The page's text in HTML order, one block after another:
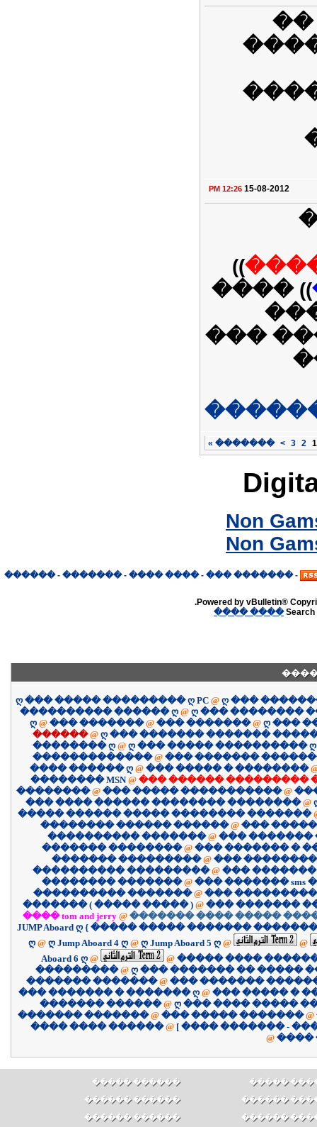
15-08-2012
12:26 PM
))
)) ����
���
1
2
3
>
�������
»
Non
Non
-
������� ���
-
���� ����
-
�������
-
������
Powered by vBulletin®
Search
���� ����
ღ ��� ����� ��������� ღ PC @ ღ ���
���������� ������ ღ @ ღ ��� ��������
ღ @ ��� ������� @ ��� ������� @ ღ ���
������ @ ღ ��� ������� �������
�������� ღ @ ღ ��� ����� ���������� ღ
������������� @ ��� �������
���� ������ ღ @ ��� ����� � ��������
�������� MSN @ ��� ������ ���������
�������� @ ��� ����� ����������� @
��� ���� ������ �������� �������� @
����� ������ ����� �������� �������
�������� ������ ������ @ ���
���������� ������� @ ��� �������
������� �������� @ ��� ������� �
������� ��������� @ ���
���������� ��������� @ ���
�������� ������� @ ��� ������� sms �
���������� ������� @ ���
������� ( ����� ����� ) @ ��� �������
���� tom and jerry @ ������� ���� �����
JUMP Aboard ღ { ����� ����� �������
ღ @ ღ Jump Aboard 4 ღ @ ღ Jump Aboard 5 ღ @
@
Aboard 6 ღ @ @ ����� ����
��������� @ ღ ��� ������� �� �����
������� ������� @ ��� �������
��� ������� � ������� ღ @ ��� ����� �
������� ������ @ ღ ��� ���� �����
������� ������� @ ��� ����� ������� @
@
������ ���� ����
@
������ �����
������ ������
������ ������
������
������
������